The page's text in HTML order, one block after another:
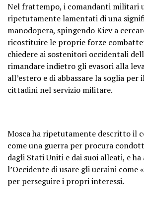
Nel frattempo, i comandanti militari
ripetutamente lamentati di una
manodopera, spingendo Kiev a
ricostituire le proprie forze
chiedere ai sostenitori occidentali
rimandare indietro gli evasori alla
all’estero e di abbassare la soglia
cittadini nel servizio militare.
Mosca ha ripetutamente descritto il
come una guerra per procura
dagli Stati Uniti e dai suoi alleati, e ha
l’Occidente di usare gli ucraini come
per perseguire i propri interessi.